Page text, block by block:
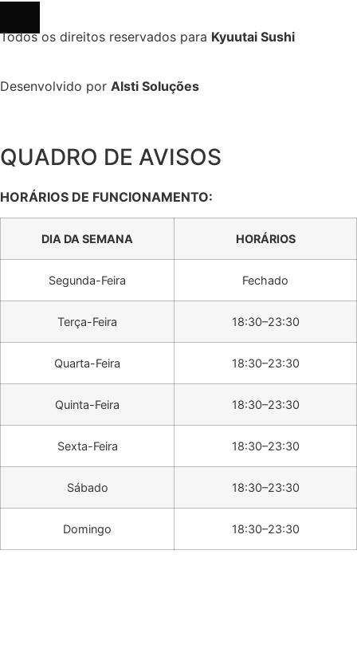
Todos os direitos reservados para Kyuutai Sushi
Desenvolvido por Alsti Soluções
QUADRO DE AVISOS
HORÁRIOS DE FUNCIONAMENTO:
DIA DA SEMANA HORÁRIOS
Segunda-Feira Fechado
Terça-Feira 18:30–23:30
Quarta-Feira 18:30–23:30
Quinta-Feira 18:30–23:30
Sexta-Feira 18:30–23:30
Sábado 18:30–23:30
Domingo 18:30–23:30